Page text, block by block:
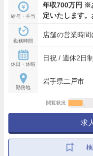
給与・手当
年収700万円 ※
定いたします。
勤務時間
店舗の営業時間
休日・休暇
日祝 / 週休2日
勤務地
岩手県二戸市
閲覧状況
求